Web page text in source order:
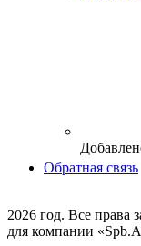
Обратная связь
2026 год. Все права
для компании